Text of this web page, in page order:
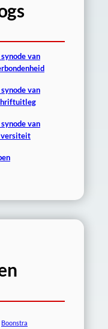
van
van
van
Boonstra